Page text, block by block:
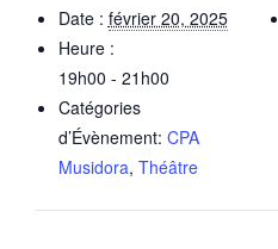
Date : février 20, 2025
Heure :
19h00 - 21h00
Catégories
d’Évènement: CPA
Musidora, Théâtre